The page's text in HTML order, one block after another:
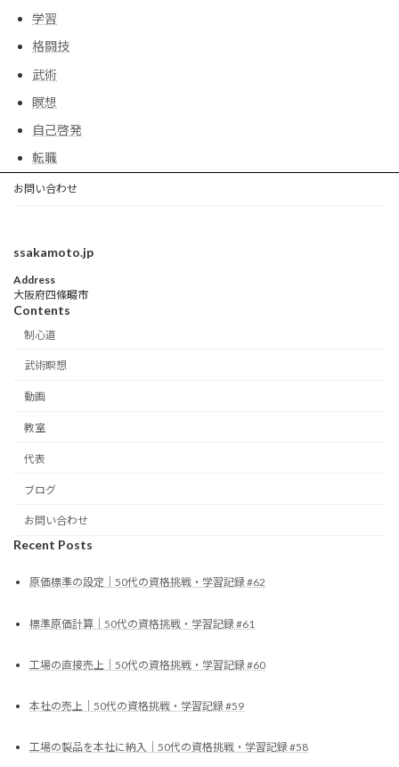
学習
格闘技
武術
瞑想
自己啓発
転職
お問い合わせ
ssakamoto.jp
Address
大阪府四條畷市
Contents
制心道
武術瞑想
動画
教室
代表
ブログ
お問い合わせ
Recent Posts
原価標準の設定｜50代の資格挑戦・学習記録 #62
標準原価計算｜50代の資格挑戦・学習記録 #61
工場の直接売上｜50代の資格挑戦・学習記録 #60
本社の売上｜50代の資格挑戦・学習記録 #59
工場の製品を本社に納入｜50代の資格挑戦・学習記録 #58